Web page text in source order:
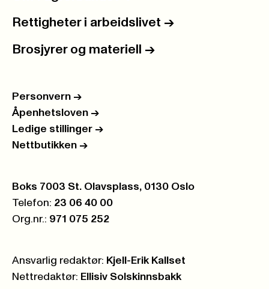
Rettigheter i arbeidslivet ->
Brosjyrer og materiell ->
Personvern ->
Åpenhetsloven ->
Ledige stillinger ->
Nettbutikken ->
Postboks:
Boks 7003 St. Olavsplass, 0130 Oslo
Telefon: 23 06 40 00
Org.nr.: 971 075 252
Ansvarlig redaktør: Kjell-Erik Kallset
Nettredaktør: Ellisiv Solskinnsbakk